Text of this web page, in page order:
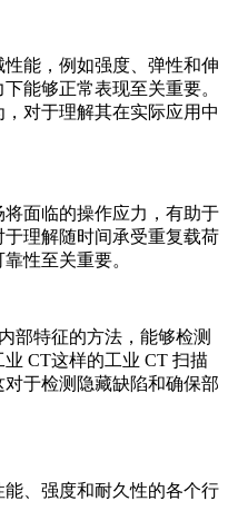
性能，例如强度、弹性和伸
能够正常表现至关重要。
对于理解其在实际应用中
将面临的操作应力，有助于
于理解随时间承受重复载荷
性至关重要。
部特征的方法，能够检测
业 CT这样的工业 CT 扫描
于检测隐藏缺陷和确保部
、强度和耐久性的各个行